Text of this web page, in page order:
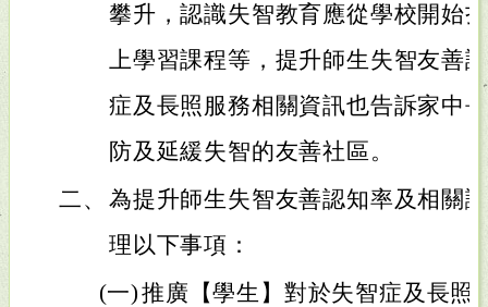
攀升，認識失智教育應從學校開始
上學習課程等，提升師生失智友善
症及長照服務相關資訊也告訴家中
防及延緩失智的友善社區。
二、 為提升師生失智友善認知率及相關
理以下事項：
(一)推廣【學生】對於失智症及長照